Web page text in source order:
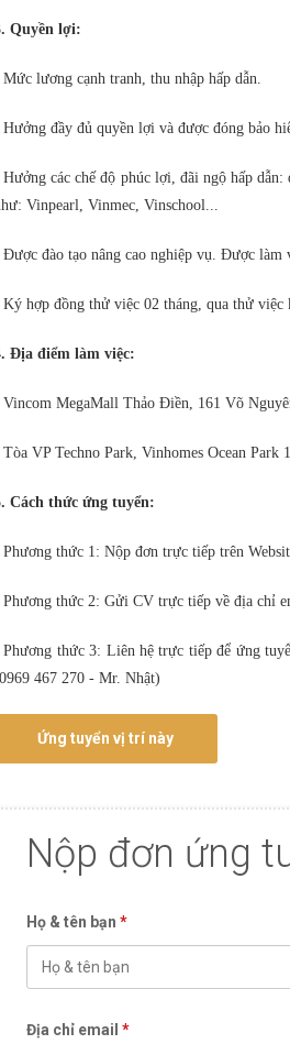
Quyền lợi:
lương cạnh tranh, thu nhập hấp dẫn.
đầy đủ quyền lợi và được đóng bảo
các chế độ phúc lợi, đãi ngộ hấp
Vinpearl, Vinmec, Vinschool...
đào tạo nâng cao nghiệp vụ. Được làm
hợp đồng thử việc 02 tháng, qua thử việc
Địa điểm làm việc:
MegaMall Thảo Điền, 161 Võ
VP Techno Park, Vinhomes Ocean Park
Cách thức ứng tuyển:
thức 1: Nộp đơn trực tiếp trên
thức 2: Gửi CV trực tiếp về địa chỉ
thức 3: Liên hệ trực tiếp để ứng
467 270 - Mr. Nhật)
Ứng tuyển vị trí này
Nộp đơn ứng
Họ & tên bạn *
Địa chỉ email *